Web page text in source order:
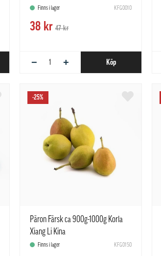
Finns i lager KFG0010
38 kr 47 kr
− + Köp
-25%
Päron Färsk ca 900g-1000g Korla
Xiang Li Kina
Finns i lager KFG0150